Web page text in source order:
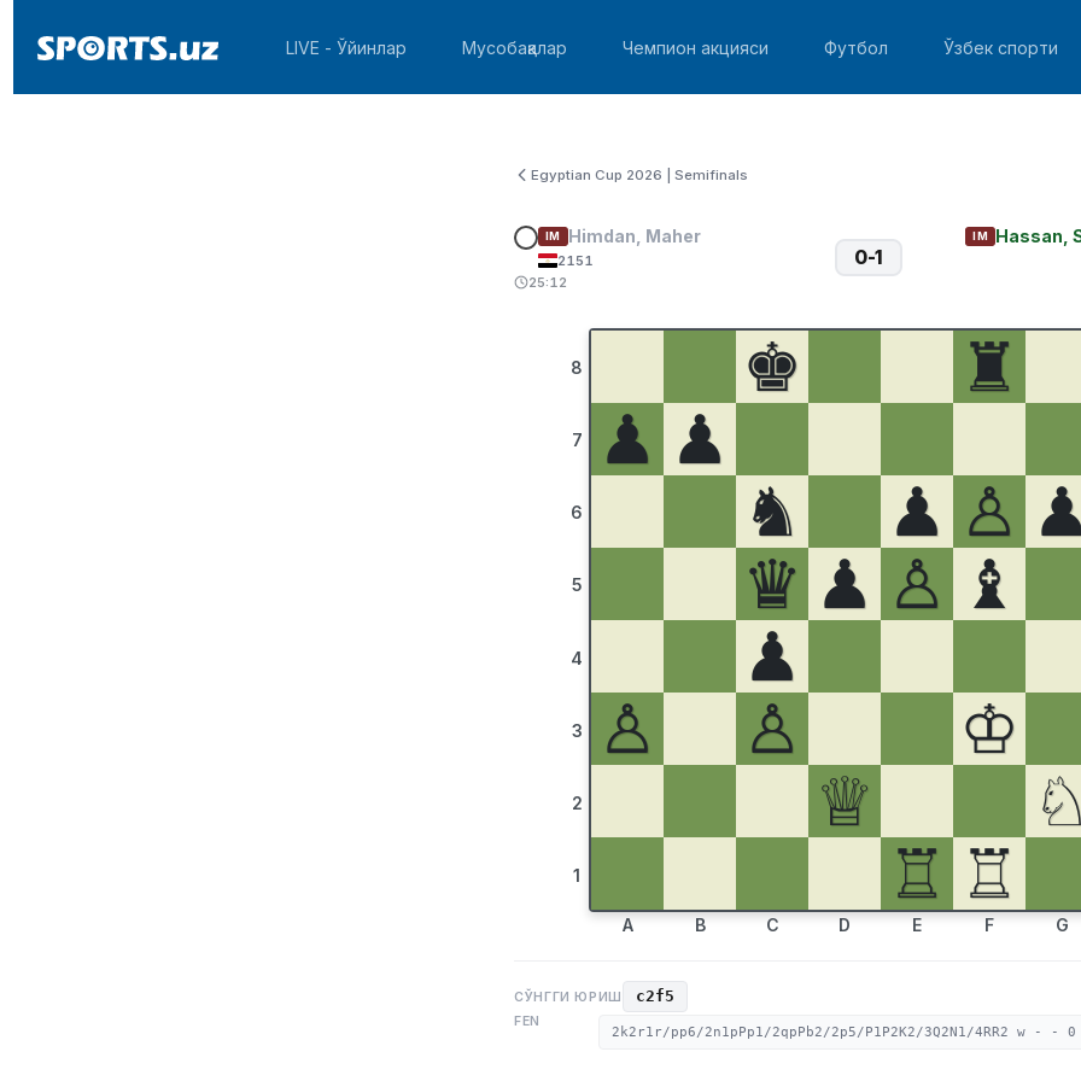
LIVE - Ўйинлар Мусобақалар Чемпион акцияси Футбол Ўзбек спорти
Egyptian Cup 2026 | Semifinals
IM Himdan, Maher
2151
25:12
0-1
IM Hassan,
8
7
6
5
4
3
2
1
♚ ♜
♟ ♟
♞
♟ ♙
♛ ♟ ♙ ♝
♟
♙
♙
♔
♕
♘
♖ ♖
A B C D E F G
СЎНГГИ ЮРИШ c2f5
FEN
2k2r1r/pp6/2n1pPp1/2qpPb2/2p5/P1P2K2/3Q2N1/4RR2 w - - 0